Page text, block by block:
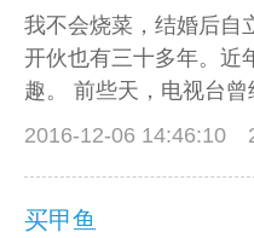
我不会烧菜，结婚后自
开伙也有三十多年。近
趣。 前些天，电视台
2016-12-06 14:46:10
买甲鱼